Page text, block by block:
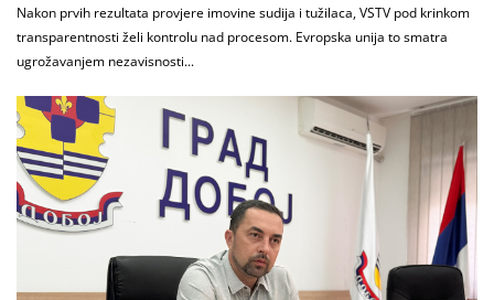
Nakon prvih rezultata provjere imovine sudija i tužilaca, VSTV pod krinkom
transparentnosti želi kontrolu nad procesom. Evropska unija to smatra
ugrožavanjem nezavisnosti...